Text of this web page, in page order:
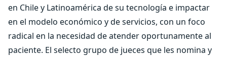
en Chile y Latinoamérica de su tecnología e impactar
en el modelo económico y de servicios, con un foco
radical en la necesidad de atender oportunamente al
paciente. El selecto grupo de jueces que les nomina y